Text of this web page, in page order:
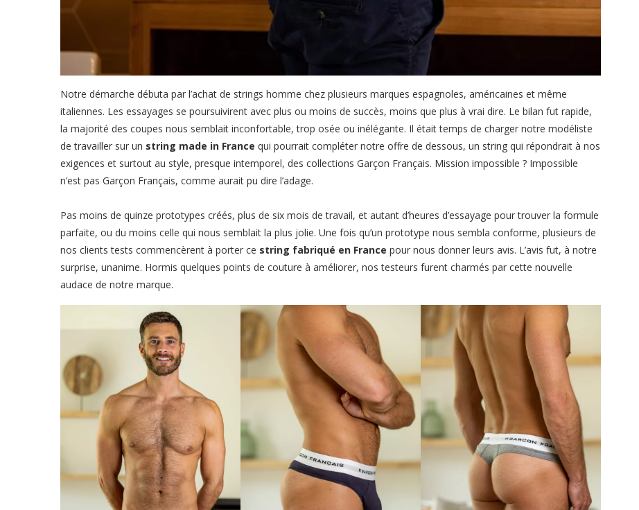
Notre démarche débuta par l’achat de strings homme chez plusieurs marques espagnoles, américaines et même
italiennes. Les essayages se poursuivirent avec plus ou moins de succès, moins que plus à vrai dire. Le bilan fut rapide,
la majorité des coupes nous semblait inconfortable, trop osée ou inélégante. Il était temps de charger notre modéliste
de travailler sur un string made in France qui pourrait compléter notre offre de dessous, un string qui répondrait à nos
exigences et surtout au style, presque intemporel, des collections Garçon Français. Mission impossible ? Impossible
n’est pas Garçon Français, comme aurait pu dire l’adage.
Pas moins de quinze prototypes créés, plus de six mois de travail, et autant d’heures d’essayage pour trouver la formule
parfaite, ou du moins celle qui nous semblait la plus jolie. Une fois qu’un prototype nous sembla conforme, plusieurs de
nos clients tests commencèrent à porter ce string fabriqué en France pour nous donner leurs avis. L’avis fut, à notre
surprise, unanime. Hormis quelques points de couture à améliorer, nos testeurs furent charmés par cette nouvelle
audace de notre marque.